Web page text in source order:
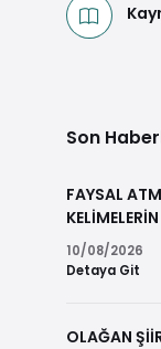
Son
FAYSAL
10/08/2026
Detaya Git
OLAĞAN